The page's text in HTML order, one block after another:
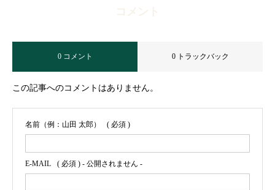
0 コメント 0 トラックバック
この記事へのコメントはありません。
名前（例：山田 太郎） ( 必須 )
E-MAIL ( 必須 ) - 公開されません -